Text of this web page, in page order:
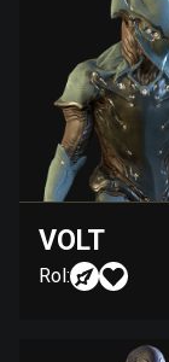
VOLT
Rol: